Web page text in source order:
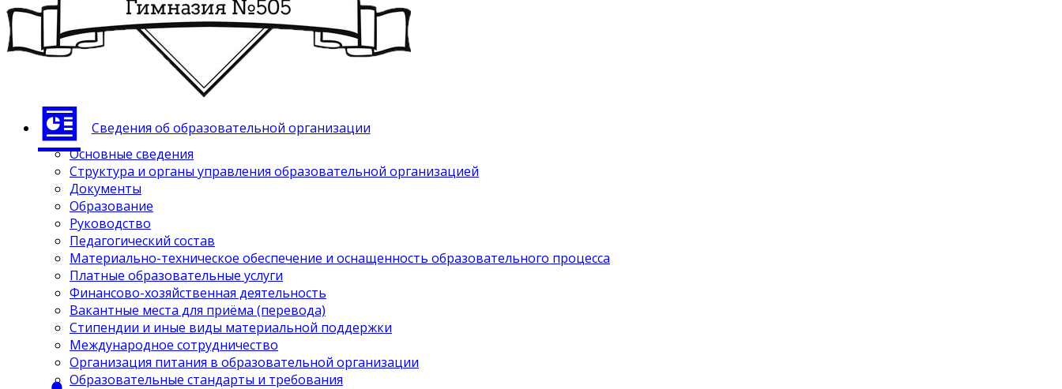
Сведения об образовательной организации
Основные сведения
Структура и органы управления образовательной организацией
Документы
Образование
Руководство
Педагогический состав
Материально-техническое обеспечение и оснащенность образовательного процесса
Платные образовательные услуги
Финансово-хозяйственная деятельность
Вакантные места для приёма (перевода)
Стипендии и иные виды материальной поддержки
Международное сотрудничество
Организация питания в образовательной организации
Образовательные стандарты и требования